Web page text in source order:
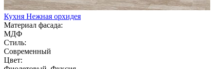
Кухня Нежная орхидея
Материал фасада:
МДФ
Стиль:
Современный
Цвет: